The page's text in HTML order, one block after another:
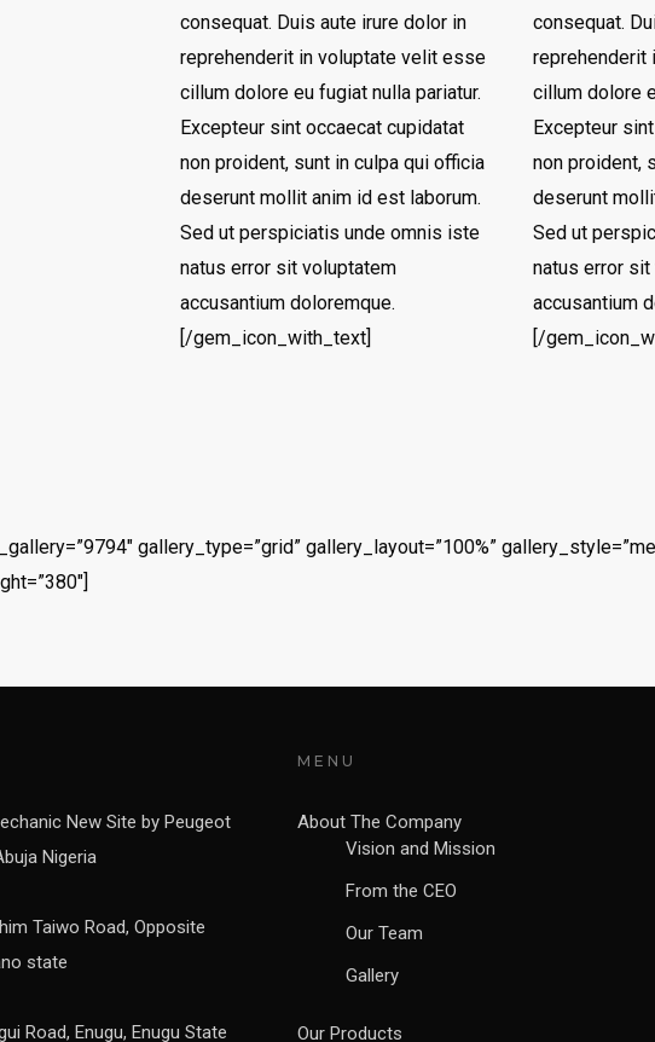
consequat. Duis aute irure dolor in
reprehenderit in voluptate velit esse
cillum dolore eu fugiat nulla pariatur.
Excepteur sint occaecat cupidatat
non proident, sunt in culpa qui officia
deserunt mollit anim id est laborum.
Sed ut perspiciatis unde omnis iste
natus error sit voluptatem
accusantium doloremque.
[/gem_icon_with_text]
consequat.
reprehenderit
cillum dolore
Excepteur
non proident,
deserunt
Sed ut
natus error
accusantium
[/
gallery_type=”grid” gallery_layout=”100%”
New Site by Peugeot
Nigeria
Taiwo Road, Opposite
state
Road, Enugu, Enugu State
MENU
About The Company
Vision and Mission
From the CEO
Our Team
Gallery
Our Products